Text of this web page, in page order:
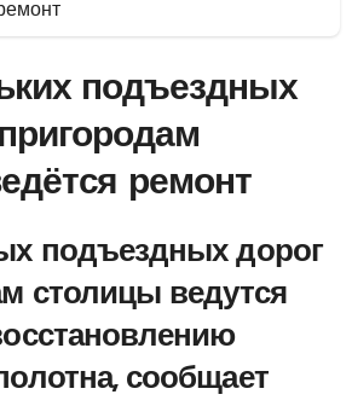
подъездных
ремонт
подъездных дорог
столицы ведутся
сообщает